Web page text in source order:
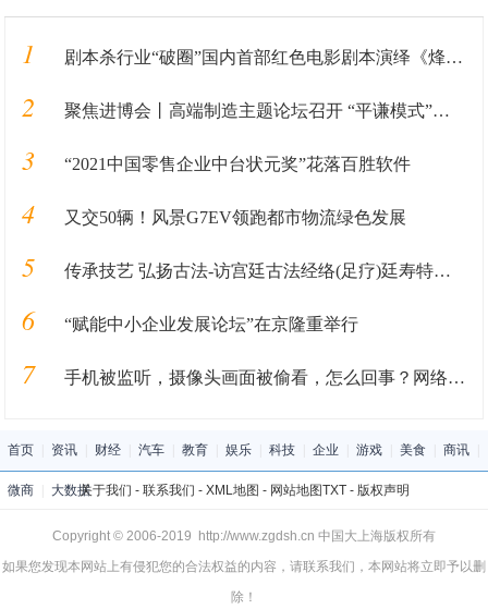
1 剧本杀行业“破圈”国内首部红色电影剧本演绎《烽火末班车》发布
2 聚焦进博会丨高端制造主题论坛召开 “平谦模式”引关注
3 “2021中国零售企业中台状元奖”花落百胜软件
4 又交50辆！风景G7EV领跑都市物流绿色发展
5 传承技艺 弘扬古法-访宫廷古法经络(足疗)廷寿特级大师姚天明
6 “赋能中小企业发展论坛”在京隆重举行
7 手机被监听，摄像头画面被偷看，怎么回事？网络安全日“黑客秀”告诉你
首页 资讯 财经 汽车 教育 娱乐 科技 企业 游戏 美食 商讯
微商 大数据关于我们 - 联系我们 - XML地图 - 网站地图TXT- 版权声明
Copyright © 2006-2019 http://www.zgdsh.cn 中国大上海版权所有
如果您发现本网站上有侵犯您的合法权益的内容，请联系我们，本网站将立即予以删
除！